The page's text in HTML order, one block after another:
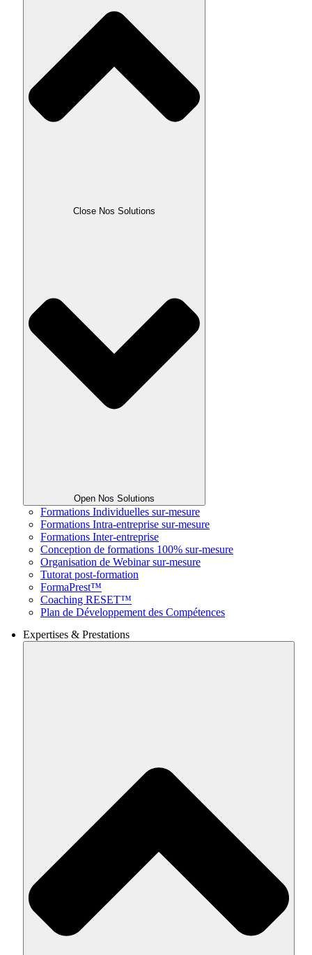
Close Nos Solutions
Open Nos Solutions
Formations Individuelles sur-mesure
Formations Intra-entreprise sur-mesure
Formations Inter-entreprise
Conception de formations 100% sur-mesure
Organisation de Webinar sur-mesure
Tutorat post-formation
FormaPrest™
Coaching RESET™
Plan de Développement des Compétences
Expertises & Prestations